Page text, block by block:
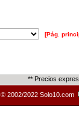
[Pág.
** Precios
© 2002/2022 Solo10.com